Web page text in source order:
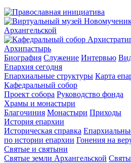
Архипастырь
Биография Служение Интервью
Епархия сегодня
Епархиальные структуры Карта
Кафедральный собор
Проект собора Руководство фонда
Храмы и монастыри
Благочиния Монастыри Приходы
История епархии
Историческая справка
по истории епархии Гонения на
Святые и святыни
Святые земли Архангельской